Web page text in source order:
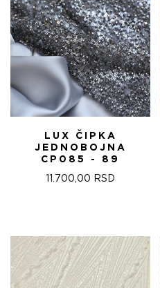
LUX ČIPKA
JEDNOBOJNA
CP085 - 89
11.700,00 RSD